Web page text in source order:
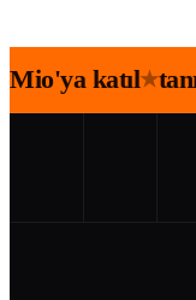
Mio'ya katıl★